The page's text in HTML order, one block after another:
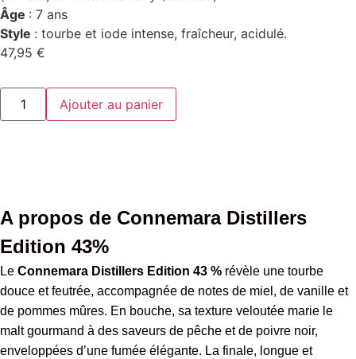
Âge : 7 ans
Style : tourbe et iode intense, fraîcheur, acidulé.
47,95 €
Ajouter au panier
A propos de Connemara Distillers
Edition 43%
Le Connemara Distillers Edition 43 % révèle une tourbe
douce et feutrée, accompagnée de notes de miel, de vanille et
de pommes mûres. En bouche, sa texture veloutée marie le
malt gourmand à des saveurs de pêche et de poivre noir,
enveloppées d’une fumée élégante. La finale, longue et